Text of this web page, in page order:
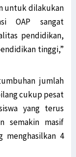
untuk dilakukan
OAP sangat
pendidikan,
tinggi,”
jumlah
cukup pesat
yang terus
semakin masif
menghasilkan 4